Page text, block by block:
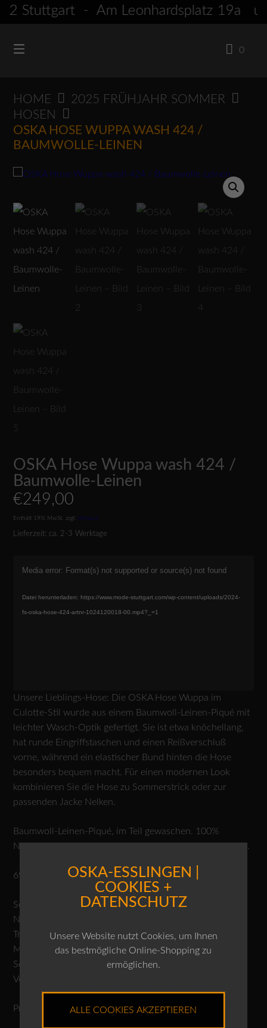
Springen
Inhalt
Stuttgart - Am Leonhardsplatz
0
HOME
2025 FRÜHJAHR SOMMER
HOSEN
OSKA HOSE WUPPA WASH 424 /
BAUMWOLLE-LEINEN
OSKA Hose Wuppa wash 424 /
Baumwolle-Leinen
€249,00
Enthält 19% MwSt. zzgl.Versand
Lieferzeit: ca. 2-3 Werktage
Media error: Format(s) not supported or source(s) not found
Datei herunterladen: https://www.mode-stuttgart.com/wp-content/uploads/2024-
fs-oska-hose-424-artnr-1024120018-00.mp4?_=1
Unsere Lieblings-Hose: Die OSKA Hose Wuppa im
Culotte-Stil wurde aus einem Baumwoll-Leinen-Piqué mit
leichter Wasch-Optik gefertigt. Sie ist etwa knöchellang,
hat runde Eingriffstaschen und einen Reißverschluß
vorne, während ein elastischer Bund hinten die Hose
besonders bequem macht. Für einen modernen Look
kombinieren Sie die Hose zu Sommerstrick oder zur
passenden Jacke Nelken.
Baumwoll-Leinen-Piqué, im Teil gewaschen. 100%
Naturfasern, Naturfasern sind nachwachsende Rohstoffe.
69% Baumwolle, 31% Leinen
Schonwäsche 30°C
Nicht bleichen
Trocknen im Tumbler nicht möglich
Mässig heiss bügeln
Schonend reinigen
Von links waschen und bügeln.
Produktnr.: 10240110097
OSKA-ESSLINGEN |
COOKIES +
DATENSCHUTZ
Unsere Website nutzt Cookies, um Ihnen
das bestmögliche Online-Shopping zu
ermöglichen.
ALLE COOKIES AKZEPTIEREN